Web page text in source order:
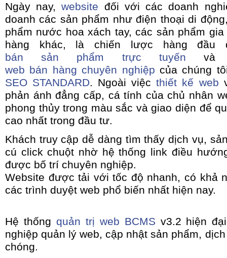
Ngày nay,website đối với các doanh
doanh các sản phẩm như điện thoại di
phẩm nước hoa xách tay, các sản phẩm
hàng khác, là chiến lược hàng đầu
bán sản phẩm trực tuyến và
web bán hàng chuyên nghiệp của chúng
SEO STANDARD. Ngoài việcthiết kế web
phản ánh đẳng cấp, cá tính của chủ nhân
phong thủy trong màu sắc và giao diện để
cao nhất trong đầu tư.
Khách truy cập dễ dàng tìm thấy dịch vụ,
cú click chuột nhờ hệ thống link điều
được bố trí chuyên nghiệp.
Website được tải với tốc độ nhanh, có khả
các trình duyệt web phổ biến nhất hiện nay.
Hệ thống quản trị web BCMS v3.2 hiện
nghiệp quản lý web, cập nhật sản phẩm,
chóng.